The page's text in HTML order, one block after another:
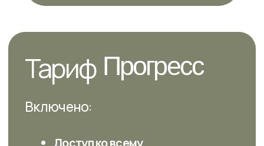
напишите мне —
обсудим проблему
и помогу принять
решение
Если остались вопросы,
Задать вопрос